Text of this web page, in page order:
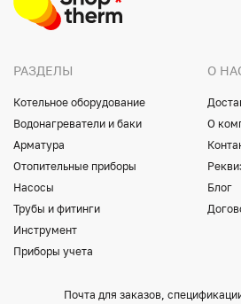
РАЗДЕЛЫ
Котельное оборудование
Водонагреватели и баки
Арматура
Отопительные приборы
Насосы
Трубы и фитинги
Инструмент
Приборы учета
О
О
Блог
Почта для заказов,